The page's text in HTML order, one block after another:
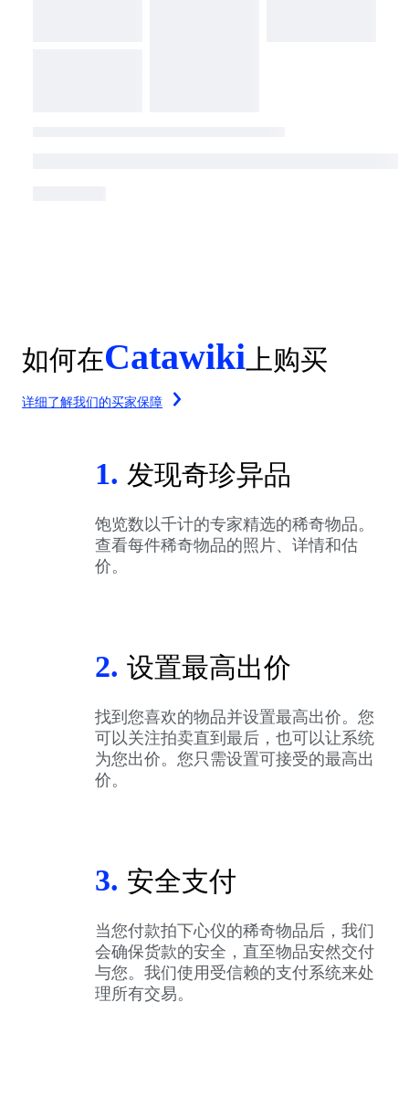
如何在Catawiki 上购买
详细了解我们的买家保障
1. 发现奇珍异品
饱览数以千计的专家精选的稀奇物品。
查看每件稀奇物品的照片、详情和估
价。
2. 设置最高出价
找到您喜欢的物品并设置最高出价。您
可以关注拍卖直到最后，也可以让系统
为您出价。您只需设置可接受的最高出
价。
3. 安全支付
当您付款拍下心仪的稀奇物品后，我们
会确保货款的安全，直至物品安然交付
与您。我们使用受信赖的支付系统来处
理所有交易。